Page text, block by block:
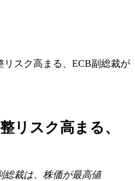
リスク高まる、ECB副総裁が
リスク高まる、
総裁は、株価が最高値